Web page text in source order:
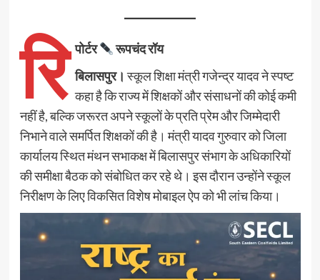
रि पोर्टर
रूपचंद रॉय
बिलासपुर। स्कूल शिक्षा मंत्री गजेन्द्र यादव ने स्पष्ट
कहा है कि राज्य में शिक्षकों और संसाधनों की कोई कमी
नहीं है, बल्कि जरूरत अपने स्कूलों के प्रति प्रेम और जिम्मेदारी
निभाने वाले समर्पित शिक्षकों की है। मंत्री यादव गुरुवार को जिला
कार्यालय स्थित मंथन सभाकक्ष में बिलासपुर संभाग के अधिकारियों
की समीक्षा बैठक को संबोधित कर रहे थे। इस दौरान उन्होंने स्कूल
निरीक्षण के लिए विकसित विशेष मोबाइल ऐप को भी लांच किया।